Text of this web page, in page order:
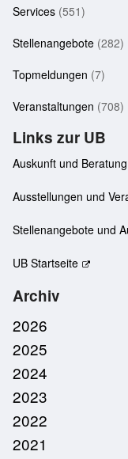
Services (551)
Stellenangebote (282)
Topmeldungen (7)
Veranstaltungen (708)
Links zur UB
Auskunft und Beratung
Ausstellungen und
Stellenangebote und
UB Startseite
Archiv
2026
2025
2024
2023
2022
2021